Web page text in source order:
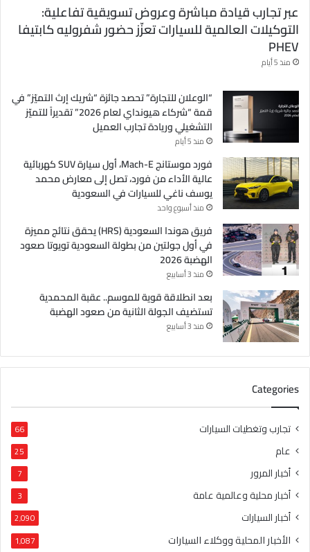
عبر تجارب قيادة مباشرة وعروض تسويقية تفاعلية:
التوكيلات العالمية للسيارات تعزّز حضور شفروليه كابتيفا
PHEV
منذ 5 أيام
“الوعلان للتجارة” تحصد جائزة “شريك إرث التميّز” في
قمة “شركاء هيونداي لعام 2026” تقديراً للتميّز
التشغيلي وريادة تجارب العميل
منذ 5 أيام
فورد موستانج Mach-E، أول سيارة SUV كهربائية
عالية الأداء من فورد، تصل إلى معارض محمد
يوسف ناغي للسيارات في السعودية
منذ أسبوع واحد
فريق هوندا السعودية (HRS) يحقق نتائج مميزة
في أول جولتين من بطولة السعودية تويوتا صعود
الهضبة 2026
منذ 3 أسابيع
بعد انطلاقة قوية للموسم.. عقبة المحمدية
تستضيف الجولة الثانية من صعود الهضبة
منذ 3 أسابيع
Categories
تجارب وتغطيات السيارات 66
عام 25
أخبار المرور 7
أخبار محلية وعالمية عامة 3
أخبار السيارات 2٬090
الأخبار المحلية ووكلاء السيارات 1٬087